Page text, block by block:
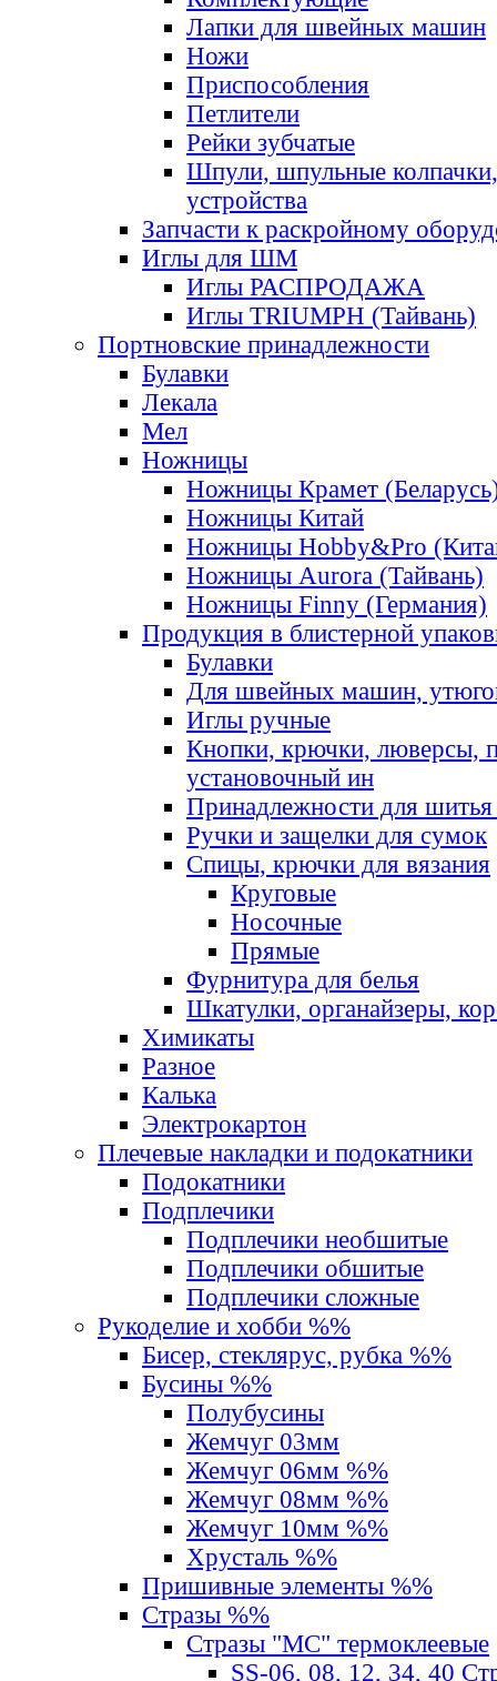
Лапки для швейных машин
Ножи
Приспособления
Петлители
Рейки зубчатые
Шпули, шпульные
устройства
Запчасти к раскройному
Иглы для ШМ
Иглы РАСПРОДАЖА
Иглы TRIUMPH (Тайвань)
Портновские принадлежности
Булавки
Лекала
Мел
Ножницы
Ножницы Крамет
Ножницы Китай
Ножницы Hobby&Pro
Ножницы Aurora (Тайвань)
Ножницы Finny (Германия)
Продукция в блистерной
Булавки
Для швейных машин,
Иглы ручные
Кнопки, крючки, люверсы,
установочный ин
Принадлежности для шитья
Ручки и защелки для сумок
Спицы, крючки для вязания
Круговые
Носочные
Прямые
Фурнитура для белья
Шкатулки, органайзеры,
Химикаты
Разное
Калька
Электрокартон
Плечевые накладки и подокатники
Подокатники
Подплечики
Подплечики необшитые
Подплечики обшитые
Подплечики сложные
Рукоделие и хобби %%
Бисер, стеклярус, рубка %%
Бусины %%
Полубусины
Жемчуг 03мм
Жемчуг 06мм %%
Жемчуг 08мм %%
Жемчуг 10мм %%
Хрусталь %%
Пришивные элементы %%
Стразы %%
Стразы "MС" термоклеевые
SS-06, 08, 12, 34, 40